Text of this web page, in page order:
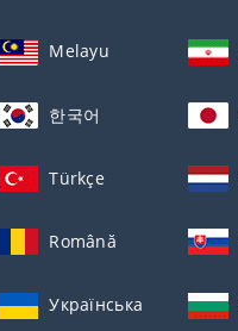
Melayu
한국어
Türkçe
Română
Українська